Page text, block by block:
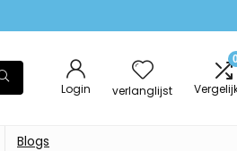
Login verlanglijst
Blogs